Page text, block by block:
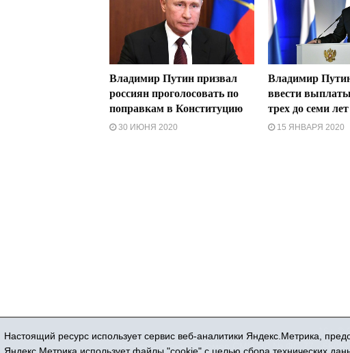
Владимир Путин призвал
россиян проголосовать по
поправкам в Конституцию
30 ИЮНЯ 2020
Владимир
ввести
трех до семи лет
15 ЯНВАРЯ 2020
16+ ©
Регистрационный номер СМИ ЭЛ № ФС 77 - 66052
Настоящий ресурс использует сервис веб-аналитики Яндекс.Метрика,